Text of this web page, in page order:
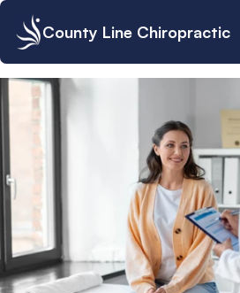
County Line Chiropractic